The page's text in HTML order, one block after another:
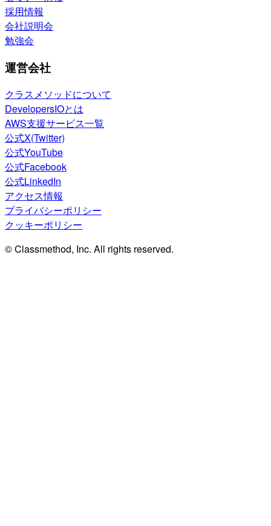
採用情報
会社説明会
勉強会
運営会社
クラスメソッドについて
DevelopersIOとは
AWS支援サービス一覧
公式X(Twitter)
公式YouTube
公式Facebook
公式LinkedIn
アクセス情報
プライバシーポリシー
クッキーポリシー
© Classmethod, Inc. All rights reserved.